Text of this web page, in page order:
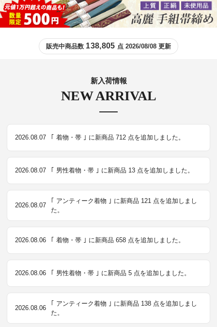
販売中商品数 138,805 点 2026/08/08 更新
NEW ARRIVAL
新入荷情報
2026.08.07 ｢ 着物・帯 ｣ に新商品 712 点を追加しました。
2026.08.07 ｢ 男性着物・帯 ｣ に新商品 13 点を追加しました。
2026.08.07
｢ アンティーク着物 ｣ に新商品 121 点を追加しまし
た。
2026.08.06 ｢ 着物・帯 ｣ に新商品 658 点を追加しました。
2026.08.06 ｢ 男性着物・帯 ｣ に新商品 5 点を追加しました。
2026.08.06
｢ アンティーク着物 ｣ に新商品 138 点を追加しまし
た。